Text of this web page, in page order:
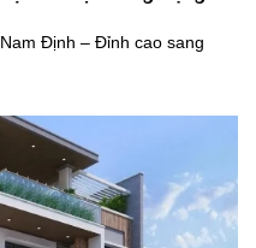
Định – Đỉnh cao sang